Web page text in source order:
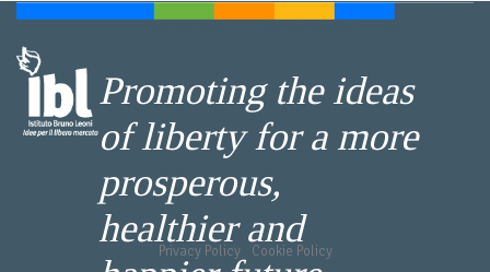
Promoting the ideas
of liberty for a more
prosperous,
healthier and
Privacy Policy- Cookie Policy